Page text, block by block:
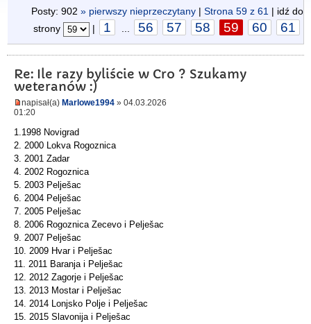
Posty: 902 » pierwszy nieprzeczytany | Strona 59 z 61 | idź do
strony
| 1 56 57 58 59 60 61
Re: Ile razy byliście w Cro ? Szukamy
weteranów :)
napisał(a) Marlowe1994 » 04.03.2026
01:20
1.1998 Novigrad
2. 2000 Lokva Rogoznica
3. 2001 Zadar
4. 2002 Rogoznica
5. 2003 Pelješac
6. 2004 Pelješac
7. 2005 Pelješac
8. 2006 Rogoznica Zecevo i Pelješac
9. 2007 Pelješac
10. 2009 Hvar i Pelješac
11. 2011 Baranja i Pelješac
12. 2012 Zagorje i Pelješac
13. 2013 Mostar i Pelješac
14. 2014 Lonjsko Polje i Pelješac
15. 2015 Slavonija i Pelješac